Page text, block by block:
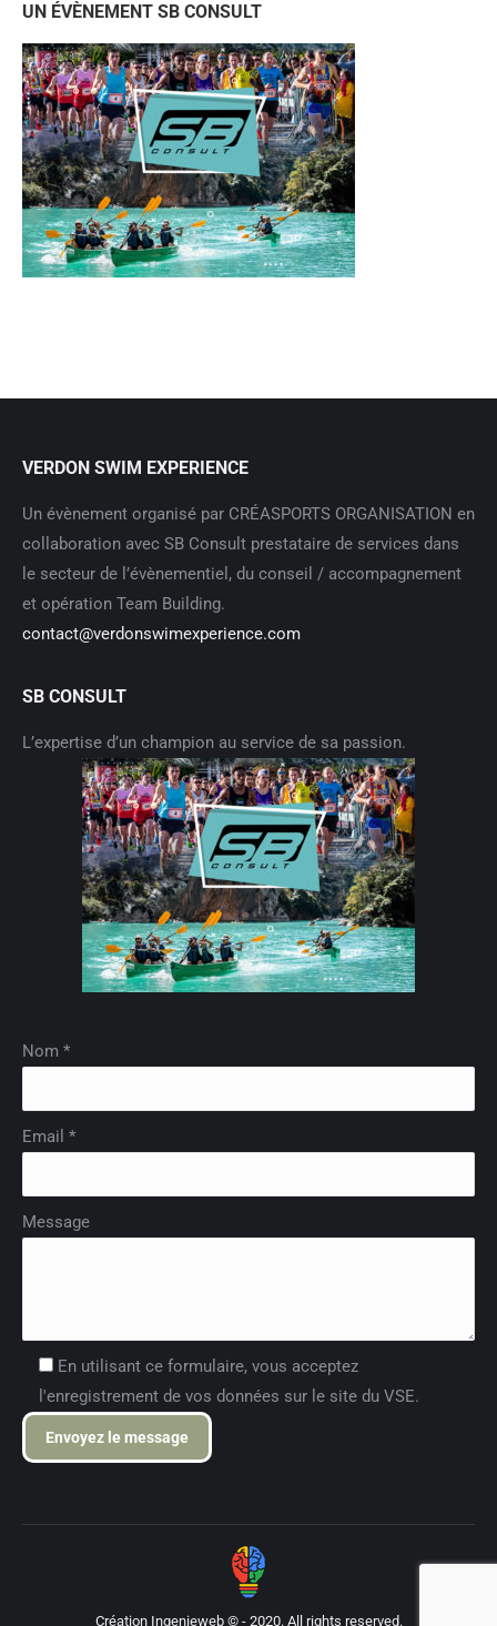
UN ÉVÈNEMENT SB CONSULT
VERDON SWIM EXPERIENCE
Un évènement organisé par CRÉASPORTS ORGANISATION en
collaboration avec SB Consult prestataire de services dans
le secteur de l’évènementiel, du conseil / accompagnement
et opération Team Building.
contact@verdonswimexperience.com
SB CONSULT
L’expertise d’un champion au service de sa passion.
Nom *
Email *
Message
En utilisant ce formulaire, vous acceptez
l'enregistrement de vos données sur le site du VSE.
Création Ingenieweb © - 2020. All rights reserved.